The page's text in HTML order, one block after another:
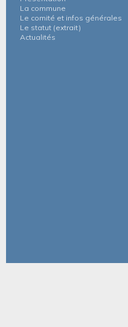
La commune
Le comité et infos générales
Le statut (extrait)
Actualités